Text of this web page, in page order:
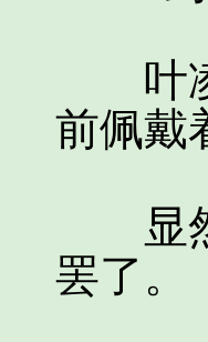
叶凌
前佩戴
显然
罢了。